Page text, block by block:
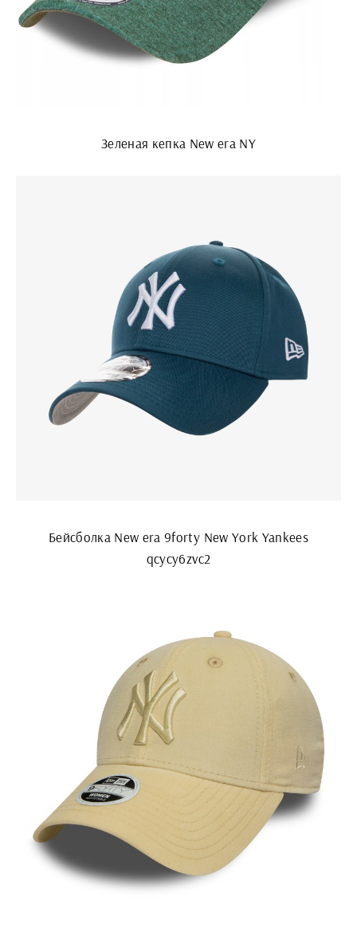
Зеленая кепка New era NY
Бейсболка New era 9forty New York Yankees
qcycy6zvc2